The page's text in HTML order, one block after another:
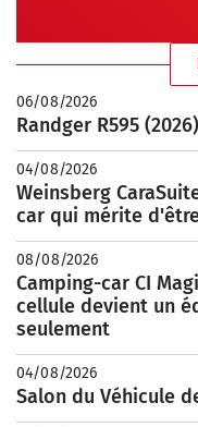
06/08/2026
Randger R595
04/08/2026
Weinsberg
car qui mérite
08/08/2026
Camping-car CI
cellule devient un
seulement
04/08/2026
Salon du Véhicule